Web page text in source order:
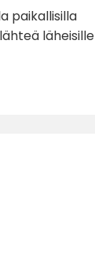
paikallisilla
läheisille